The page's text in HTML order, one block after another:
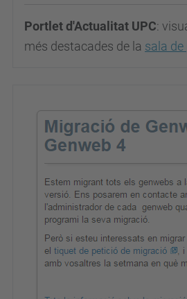
Portlet d'Actualitat UPC:
més destacades de la sala de